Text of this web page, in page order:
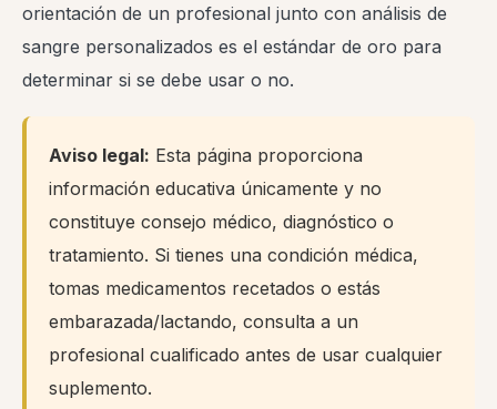
orientación de un profesional junto con análisis de
sangre personalizados es el estándar de oro para
determinar si se debe usar o no.
Aviso legal: Esta página proporciona
información educativa únicamente y no
constituye consejo médico, diagnóstico o
tratamiento. Si tienes una condición médica,
tomas medicamentos recetados o estás
embarazada/lactando, consulta a un
profesional cualificado antes de usar cualquier
suplemento.